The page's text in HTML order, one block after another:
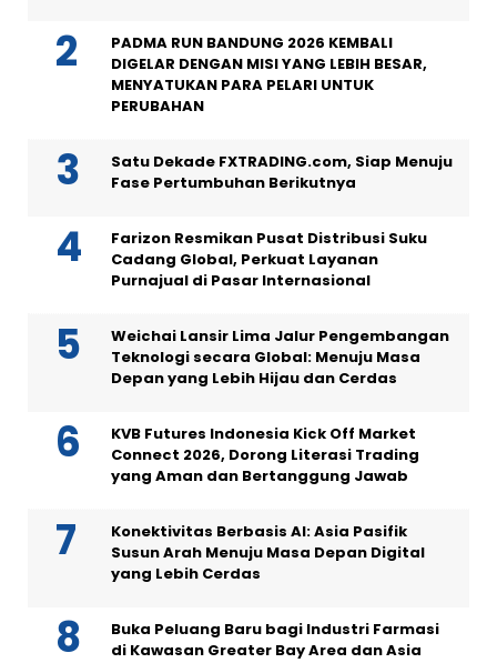
PADMA RUN BANDUNG 2026 KEMBALI
DIGELAR DENGAN MISI YANG LEBIH BESAR,
MENYATUKAN PARA PELARI UNTUK
PERUBAHAN
Satu Dekade FXTRADING.com, Siap Menuju
Fase Pertumbuhan Berikutnya
Farizon Resmikan Pusat Distribusi Suku
Cadang Global, Perkuat Layanan
Purnajual di Pasar Internasional
Weichai Lansir Lima Jalur Pengembangan
Teknologi secara Global: Menuju Masa
Depan yang Lebih Hijau dan Cerdas
KVB Futures Indonesia Kick Off Market
Connect 2026, Dorong Literasi Trading
yang Aman dan Bertanggung Jawab
Konektivitas Berbasis AI: Asia Pasifik
Susun Arah Menuju Masa Depan Digital
yang Lebih Cerdas
Buka Peluang Baru bagi Industri Farmasi
di Kawasan Greater Bay Area dan Asia